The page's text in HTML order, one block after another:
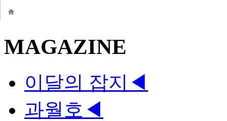
MAGAZINE
이달의 잡지 ◀
과월호 ◀